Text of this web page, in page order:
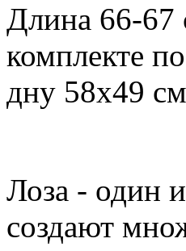
Длина 66-
комплекте
дну 58х49
Лоза - один
создают